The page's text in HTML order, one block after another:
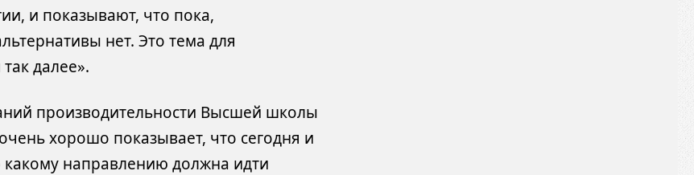
и показывают, что пока,
нет. Это тема для
далее».
производительности Высшей школы
хорошо показывает, что сегодня и
какому направлению должна идти